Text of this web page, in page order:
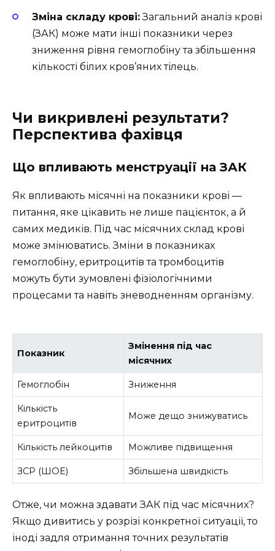
Зміна складу крові:Загальний аналіз крові
(ЗАК) може мати інші показники через
зниження рівня гемоглобіну та збільшення
кількості білих кров’яних тілець.
Чи викривлені результати?
Перспектива фахівця
Що впливають менструації на ЗАК
Як впливають місячні на показники крові —
питання, яке цікавить не лише пацієнток, а й
самих медиків. Під час місячних склад крові
може змінюватись. Зміни в показниках
гемоглобіну, еритроцитів та тромбоцитів
можуть бути зумовлені фізіологічними
процесами та навіть зневодненням організму.
Показник
Змінення під час
місячних
Гемоглобін Зниження
Кількість
еритроцитів
Може дещо знижуватись
Кількість лейкоцитів Можливе підвищення
ЗСР (ШОЕ) Збільшена швидкість
Отже, чи можна здавати ЗАК під час місячних?
Якщо дивитись у розрізі конкретної ситуації, то
іноді задля отримання точних результатів